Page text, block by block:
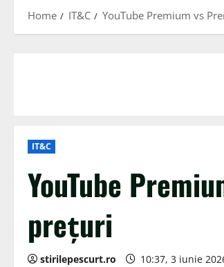
Home IT&C YouTube Premium vs
IT&C
YouTube
prețuri
stirilepescurt.ro 10:37, 3 iunie